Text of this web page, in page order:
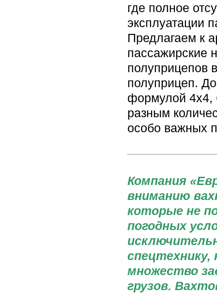
где полное
эксплуатации
Предлагаем к
пассажирские
полуприцепов
полуприцеп.
формулой 4х4,
разным
особо важных
Компания
вниманию
которые не
погодных
множество
грузов.